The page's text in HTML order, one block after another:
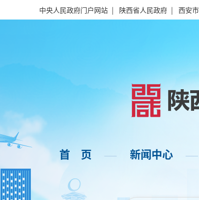
中央人民政府门户网站 | 陕西省人民政府 | 西安
首 页 —— 新闻中心 ——